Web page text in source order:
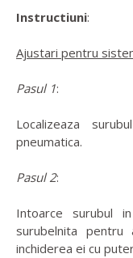
Instructiuni:
Ajustari pentru
Pasul 1:
Localizeaza
pneumatica.
Pasul 2:
Intoarce surubul
surubelnita
inchiderea ei cu